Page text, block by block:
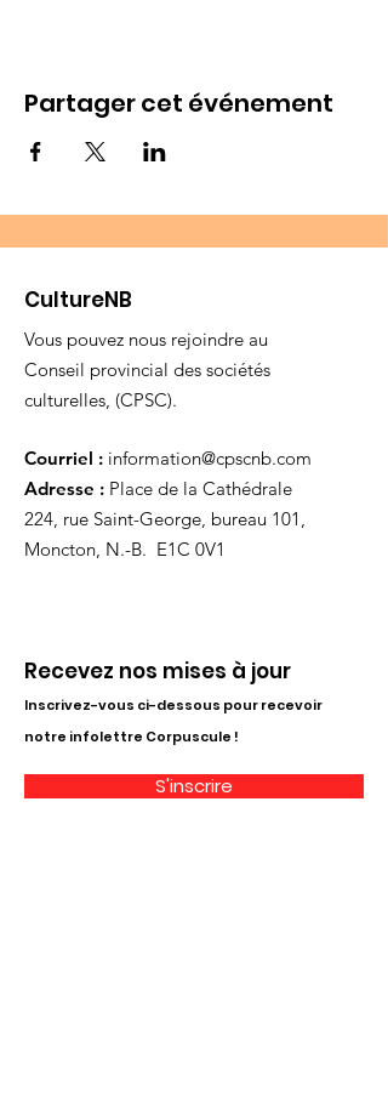
Partager cet événement
CultureNB
Vous pouvez nous rejoindre au
Conseil provincial des sociétés
culturelles, (CPSC).
Courriel : information@cpscnb.com
Adresse : Place de la Cathédrale
224, rue Saint-George, bureau 101,
Moncton, N.-B. E1C 0V1
Recevez nos mises à jour
Inscrivez-vous ci-dessous pour recevoir
notre infolettre Corpuscule !
S'inscrire